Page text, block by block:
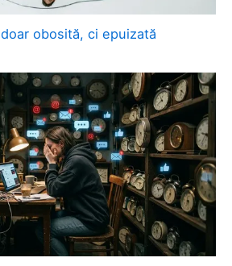
obosită, ci epuizată